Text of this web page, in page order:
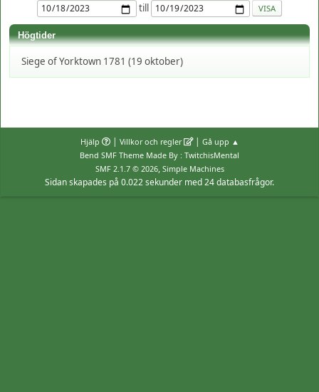
till
Högtider
Siege of Yorktown 1781 (19 oktober)
Hjälp | Villkor och regler | Gå upp ▲
Bend SMF Theme Made By : TwitchisMental
SMF 2.1.7 © 2026, Simple Machines
Sidan skapades på 0.022 sekunder med 24 databasfrågor.